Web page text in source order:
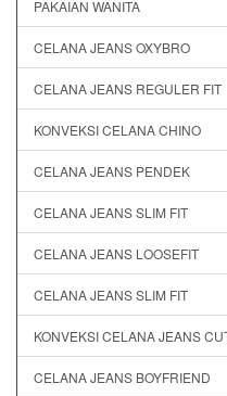
PAKAIAN WANITA
CELANA JEANS OXYBRO
CELANA JEANS REGULER FIT
KONVEKSI CELANA CHINO
CELANA JEANS PENDEK
CELANA JEANS SLIM FIT
CELANA JEANS LOOSEFIT
CELANA JEANS SLIM FIT
KONVEKSI CELANA JEANS
CELANA JEANS BOYFRIEND